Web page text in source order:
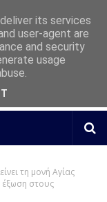
τη μονή Αγίας
έξωση στους
its services
user-agent are
and security
usage